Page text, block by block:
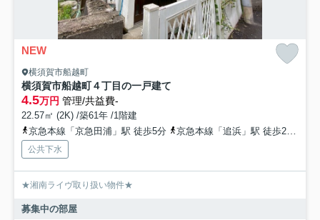
NEW
横須賀市船越町
横須賀市船越町４丁目の一戸建て
4.5万円 管理/共益費-
22.57㎡ (2K) /築61年 /1階建
京急本線「京急田浦」駅 徒歩5分
京急本線「追浜」駅 徒歩24分
公共下水
★湘南ライヴ取り扱い物件★
募集中の部屋